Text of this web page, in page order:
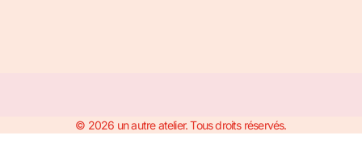
© 2026 un autre atelier. Tous droits réservés.